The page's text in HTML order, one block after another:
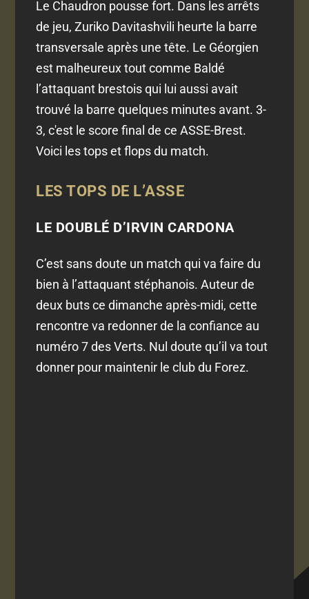
Le Chaudron pousse fort. Dans les arrêts
de jeu, Zuriko Davitashvili heurte la barre
transversale après une tête. Le Géorgien
est malheureux tout comme Baldé
l’attaquant brestois qui lui aussi avait
trouvé la barre quelques minutes avant. 3-
3, c'est le score final de ce ASSE-Brest.
Voici les tops et flops du match.
LES TOPS DE L’ASSE
LE DOUBLÉ D’IRVIN CARDONA
C’est sans doute un match qui va faire du
bien à l’attaquant stéphanois. Auteur de
deux buts ce dimanche après-midi, cette
rencontre va redonner de la confiance au
numéro 7 des Verts. Nul doute qu’il va tout
donner pour maintenir le club du Forez.